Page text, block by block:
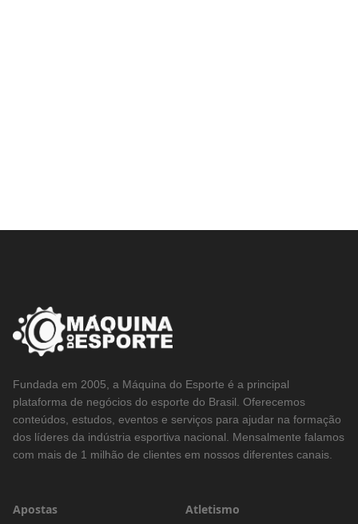
Fundada em 2005, a Máquina do Esporte é a principal
plataforma de negócios do esporte do Brasil. Oferecemos
conteúdos, estudos, eventos e serviços para ajudar na formação
dos líderes da indústria esportiva nacional. Mensalmente falamos
com mais de 1 milhão de clientes em nossos diferentes canais.
Apostas
Atletismo